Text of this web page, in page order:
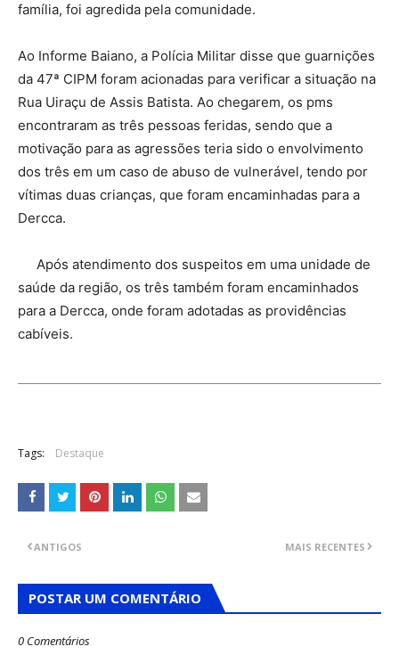
família, foi agredida pela comunidade.
Ao Informe Baiano, a Polícia Militar disse que guarnições
da 47ª CIPM foram acionadas para verificar a situação na
Rua Uiraçu de Assis Batista. Ao chegarem, os pms
encontraram as três pessoas feridas, sendo que a
motivação para as agressões teria sido o envolvimento
dos três em um caso de abuso de vulnerável, tendo por
vítimas duas crianças, que foram encaminhadas para a
Dercca.
Após atendimento dos suspeitos em uma unidade de
saúde da região, os três também foram encaminhados
para a Dercca, onde foram adotadas as providências
cabíveis.
Tags: Destaque
MAIS RECENTES
ANTIGOS
POSTAR UM COMENTÁRIO
0 Comentários